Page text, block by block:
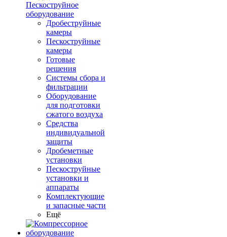
Пескоструйное
оборудование
Дробеструйные
камеры
Пескоструйные
камеры
Готовые
решения
Системы сбора и
фильтрации
Оборудование
для подготовки
сжатого воздуха
Средства
индивидуальной
защиты
Дробеметные
установки
Пескоструйные
установки и
аппараты
Комплектующие
и запасные части
Ещё